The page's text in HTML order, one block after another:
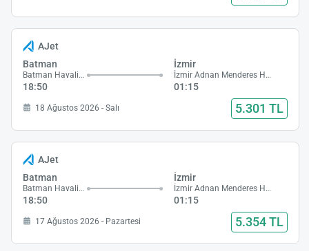
AJet
Batman
Batman Havalimanı
18:50
İzmir
İzmir Adnan Menderes Havalimanı
01:15
18 Ağustos 2026 - Salı 5.301 TL
AJet
Batman
Batman Havalimanı
18:50
İzmir
İzmir Adnan Menderes Havalimanı
01:15
17 Ağustos 2026 - Pazartesi 5.354 TL